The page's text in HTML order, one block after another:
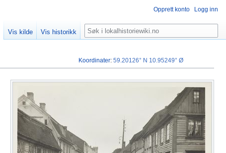
Koordinater:59.20126° N 10.95249° Ø
Opprett konto Logg inn
Vis kilde Vis historikk Søk